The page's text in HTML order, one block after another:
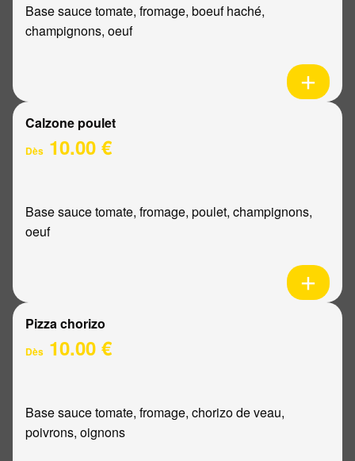
Base sauce tomate, fromage, boeuf haché,
champignons, oeuf
Calzone poulet
Dès 10.00 €
Base sauce tomate, fromage, poulet, champignons,
oeuf
Pizza chorizo
Dès 10.00 €
Base sauce tomate, fromage, chorizo de veau,
poivrons, oignons